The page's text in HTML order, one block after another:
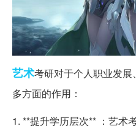
艺术考研对于个人职业发
多方面的作用：
1. **提升学历层次** ：艺术